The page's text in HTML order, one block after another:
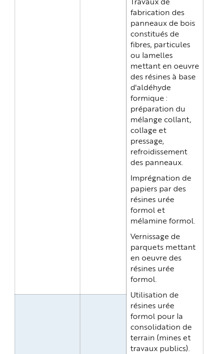
fabrication des
panneaux de bois
constitués de
fibres, particules
ou lamelles
mettant en oeuvre
des résines à base
d'aldéhyde
formique :
préparation du
mélange collant,
collage et
pressage,
refroidissement
des panneaux.
Imprégnation de
papiers par des
résines urée
formol et
mélamine formol.
Vernissage de
parquets mettant
en oeuvre des
résines urée
formol.
Utilisation de
résines urée
formol pour la
consolidation de
terrain (mines et
travaux publics).